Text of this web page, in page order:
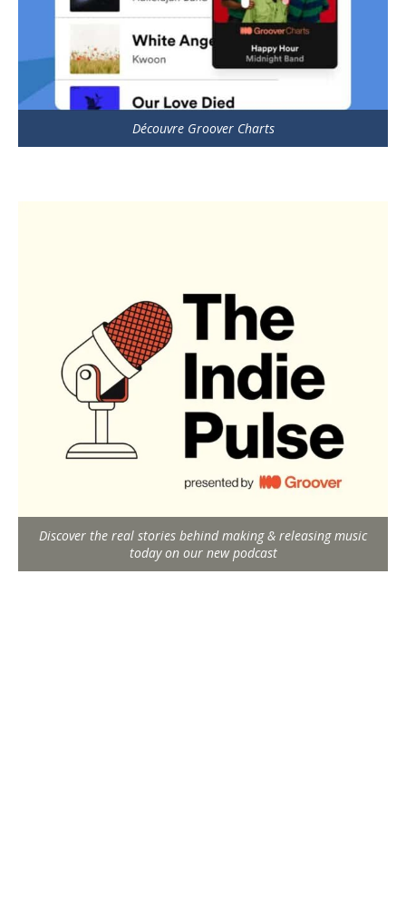
Découvre Groover Charts
Discover the real stories behind making & releasing music
today on our new podcast